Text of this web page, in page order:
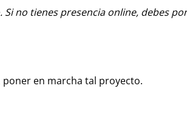
no tienes presencia online, debes
en marcha tal proyecto.